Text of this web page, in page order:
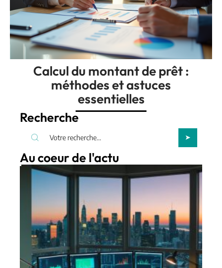
Calcul du montant de prêt :
méthodes et astuces
essentielles
Recherche
Au coeur de l'actu